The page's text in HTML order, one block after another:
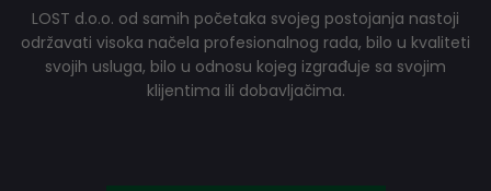
LOST d.o.o. od samih početaka svojeg postojanja nastoji
održavati visoka načela profesionalnog rada, bilo u kvaliteti
svojih usluga, bilo u odnosu kojeg izgrađuje sa svojim
klijentima ili dobavljačima.